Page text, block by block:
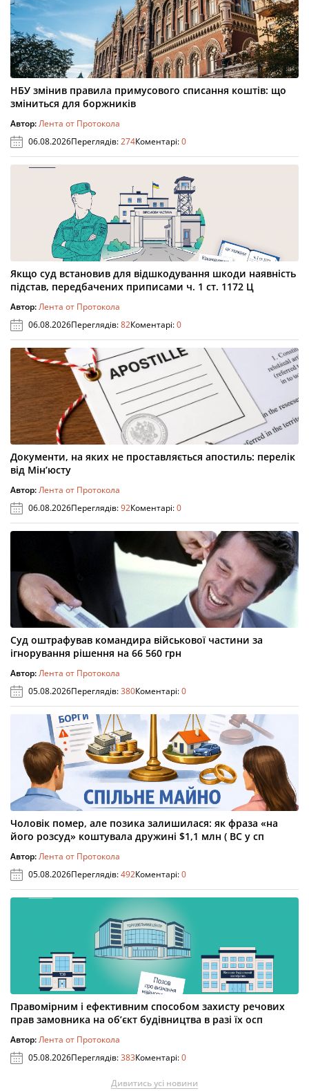
НБУ змінив правила примусового списання коштів: що
зміниться для боржників
Автор:Лента от Протокола
06.08.2026Переглядів:274Коментарі:0
Якщо суд встановив для відшкодування шкоди наявність
підстав, передбачених приписами ч. 1 ст. 1172 Ц
Автор:Лента от Протокола
06.08.2026Переглядів:82Коментарі:0
Документи, на яких не проставляється апостиль: перелік
від Мін’юсту
Автор:Лента от Протокола
06.08.2026Переглядів:92Коментарі:0
Суд оштрафував командира військової частини за
ігнорування рішення на 66 560 грн
Автор:Лента от Протокола
05.08.2026Переглядів:380Коментарі:0
Чоловік помер, але позика залишилася: як фраза «на
його розсуд» коштувала дружині $1,1 млн ( ВС у сп
Автор:Лента от Протокола
05.08.2026Переглядів:492Коментарі:0
Правомірним і ефективним способом захисту речових
прав замовника на об’єкт будівництва в разі їх осп
Автор:Лента от Протокола
05.08.2026Переглядів:383Коментарі:0
Дивитись усі новини